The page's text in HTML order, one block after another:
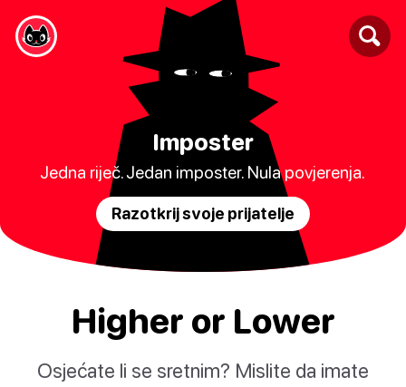
Imposter
Jedna riječ. Jedan imposter. Nula povjerenja.
Razotkrij svoje prijatelje
Higher or Lower
Osjećate li se sretnim? Mislite da imate